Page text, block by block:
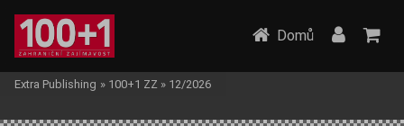
Domů
Extra Publishing » 100+1 ZZ » 12/2026